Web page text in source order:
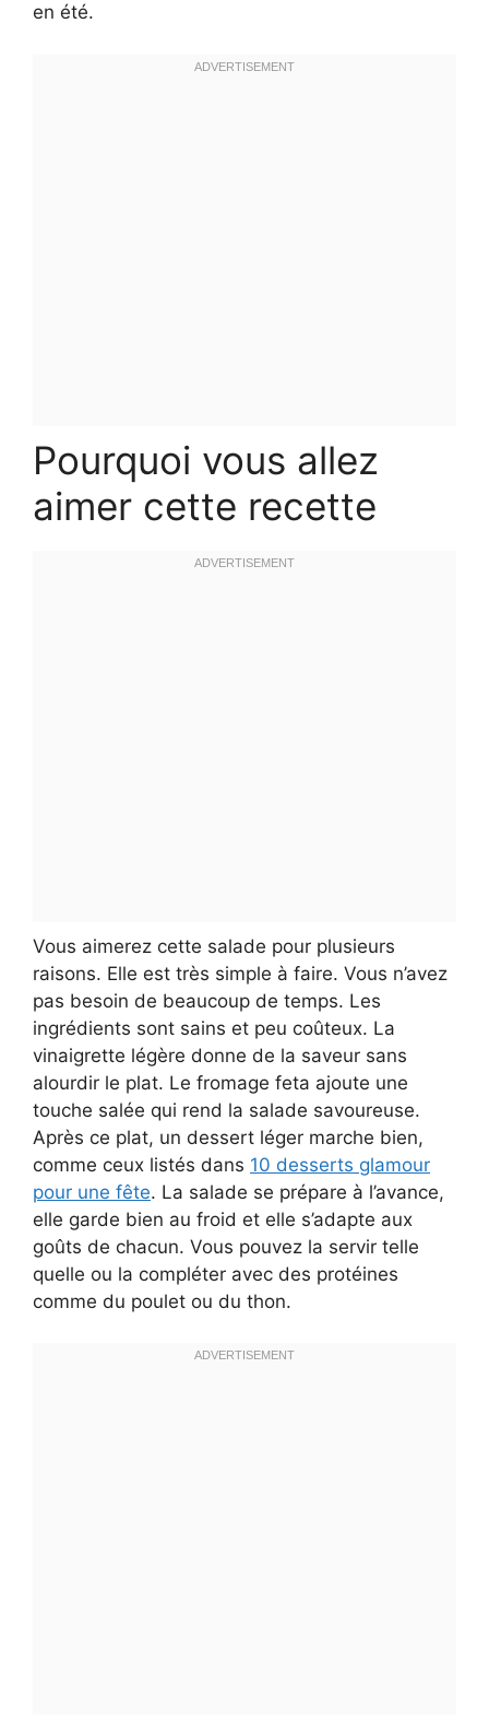
en été.
Pourquoi vous allez
aimer cette recette
Vous aimerez cette salade pour plusieurs
raisons. Elle est très simple à faire. Vous n’avez
pas besoin de beaucoup de temps. Les
ingrédients sont sains et peu coûteux. La
vinaigrette légère donne de la saveur sans
alourdir le plat. Le fromage feta ajoute une
touche salée qui rend la salade savoureuse.
Après ce plat, un dessert léger marche bien,
comme ceux listés dans 10 desserts glamour
pour une fête. La salade se prépare à l’avance,
elle garde bien au froid et elle s’adapte aux
goûts de chacun. Vous pouvez la servir telle
quelle ou la compléter avec des protéines
comme du poulet ou du thon.